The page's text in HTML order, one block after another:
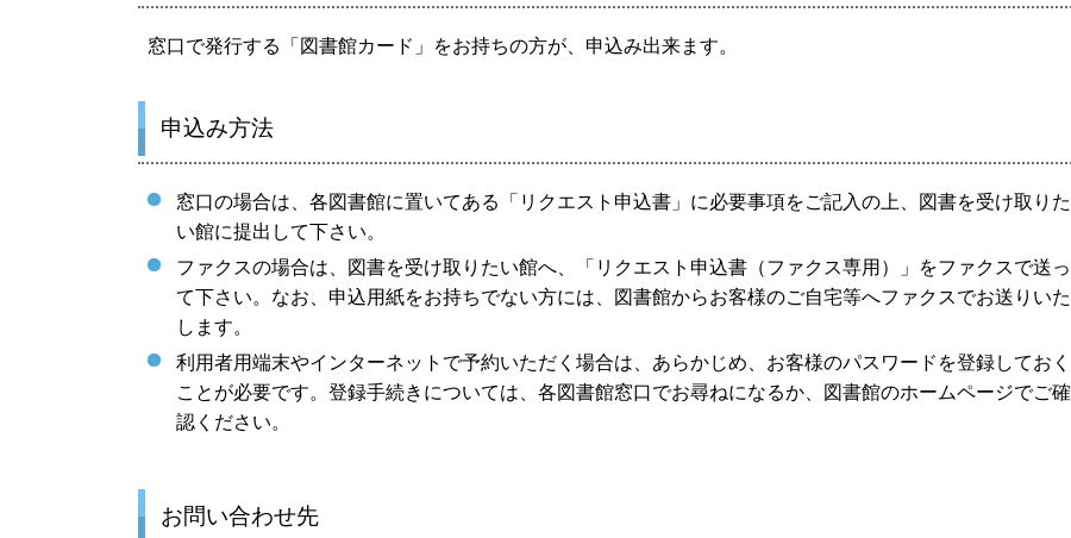
窓口で発行する「図書館カード」をお持ちの方が、申込み出来ます。
申込み方法
窓口の場合は、各図書館に置いてある「リクエスト申込書」に必要事項をご記入の上、図書を受け取りた
い館に提出して下さい。
ファクスの場合は、図書を受け取りたい館へ、「リクエスト申込書（ファクス専用）」をファクスで送っ
て下さい。なお、申込用紙をお持ちでない方には、図書館からお客様のご自宅等へファクスでお送りいた
します。
利用者用端末やインターネットで予約いただく場合は、あらかじめ、お客様のパスワードを登録しておく
ことが必要です。登録手続きについては、各図書館窓口でお尋ねになるか、図書館のホームページでご確
認ください。
お問い合わせ先